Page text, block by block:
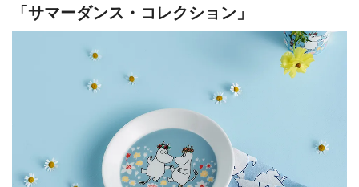
「サマーダンス・コレクション」